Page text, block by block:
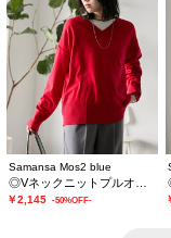
Samansa Mos2 blue
￥2,145 -50%OFF-